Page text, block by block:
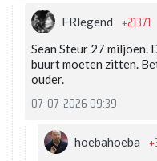
FRlegend +21371
Sean Steur 27 miljoen.
buurt moeten zitten.
ouder.
07-07-2026 09:39
hoebahoeba